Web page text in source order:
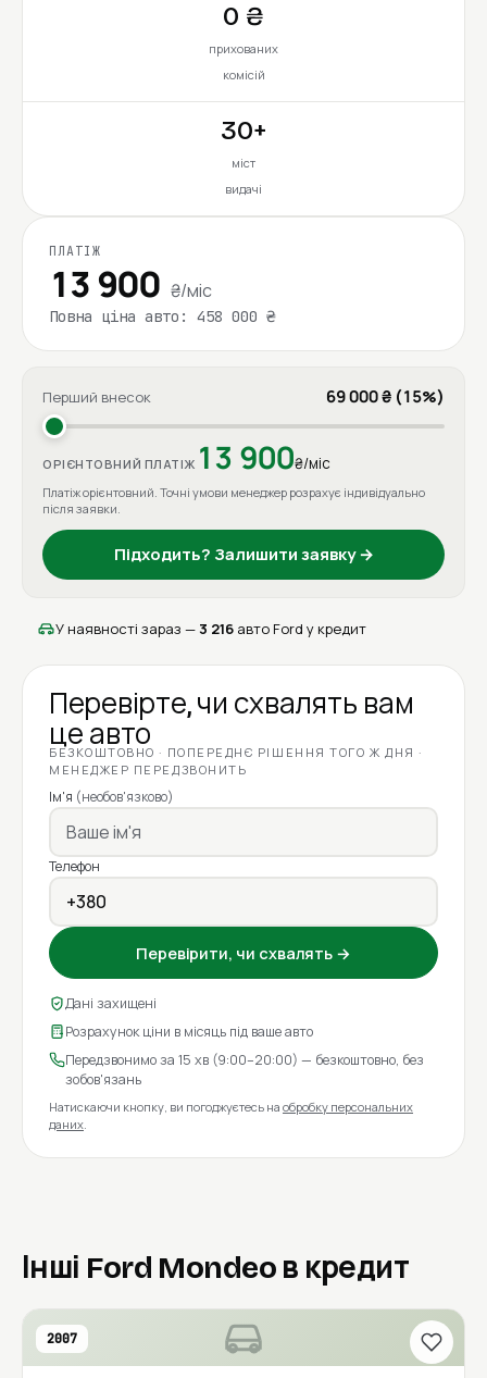
0 ₴
прихованих
комісій
30+
міст
видачі
ПЛАТІЖ
13 900 ₴/міс
Повна ціна авто: 458 000 ₴
Перший внесок 69 000 ₴ (15%)
ОРІЄНТОВНИЙ ПЛАТІЖ 13 900₴/міс
Платіж орієнтовний. Точні умови менеджер розрахує індивідуально
після заявки.
Підходить? Залишити заявку →
У наявності зараз — 3 216 авто Ford у кредит
Перевірте, чи схвалять вам
це авто
БЕЗКОШТОВНО · ПОПЕРЕДНЄ РІШЕННЯ ТОГО Ж ДНЯ ·
МЕНЕДЖЕР ПЕРЕДЗВОНИТЬ
Ім'я (необов'язково)
Телефон
Перевірити, чи схвалять →
Дані захищені
Розрахунок ціни в місяць під ваше авто
Передзвонимо за 15 хв (9:00–20:00) — безкоштовно, без
зобов'язань
Натискаючи кнопку, ви погоджуєтесь на обробку персональних
даних.
Інші Ford Mondeo в кредит
2007